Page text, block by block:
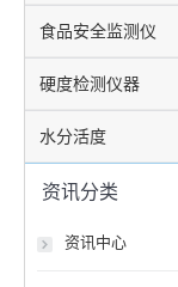
食品安全监测仪
硬度检测仪器
水分活度
资讯分类
资讯中心